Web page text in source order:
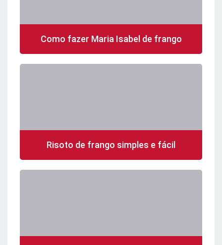
Como fazer Maria Isabel de frango
Risoto de frango simples e fácil